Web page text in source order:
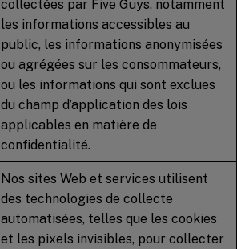
collectées par Five Guys, notamment
les informations accessibles au
public, les informations anonymisées
ou agrégées sur les consommateurs,
ou les informations qui sont exclues
du champ d’application des lois
applicables en matière de
confidentialité.
Nos sites Web et services utilisent
des technologies de collecte
automatisées, telles que les cookies
et les pixels invisibles, pour collecter